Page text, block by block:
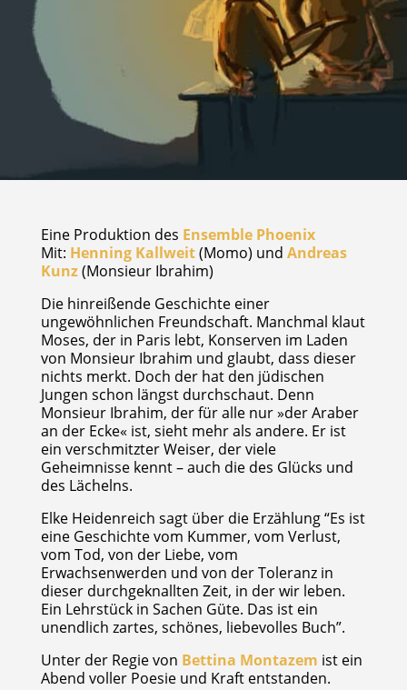
Eine Produktion des Ensemble Phoenix
Mit: Henning Kallweit(Momo) und Andreas
Kunz(Monsieur Ibrahim)
Die hinreißende Geschichte einer
ungewöhnlichen Freundschaft. Manchmal klaut
Moses, der in Paris lebt, Konserven im Laden
von Monsieur Ibrahim und glaubt, dass dieser
nichts merkt. Doch der hat den jüdischen
Jungen schon längst durchschaut. Denn
Monsieur Ibrahim, der für alle nur »der Araber
an der Ecke« ist, sieht mehr als andere. Er ist
ein verschmitzter Weiser, der viele
Geheimnisse kennt – auch die des Glücks und
des Lächelns.
Elke Heidenreich sagt über die Erzählung “Es ist
eine Geschichte vom Kummer, vom Verlust,
vom Tod, von der Liebe, vom
Erwachsenwerden und von der Toleranz in
dieser durchgeknallten Zeit, in der wir leben.
Ein Lehrstück in Sachen Güte. Das ist ein
unendlich zartes, schönes, liebevolles Buch”.
Unter der Regie von Bettina Montazem ist ein
Abend voller Poesie und Kraft entstanden.